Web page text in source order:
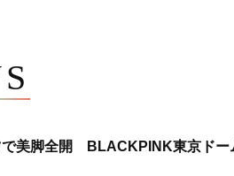
で美脚全開 BLACKPINK東京ドー